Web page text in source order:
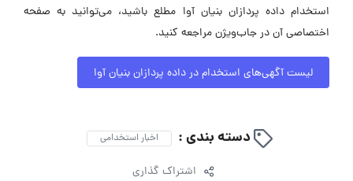
استخدام داده پردازان بنیان آوا مطلع باشید، می‌توانید به صفحه
اختصاصی آن در جاب‌ویژن مراجعه کنید.
لیست آگهی‌های استخدام در داده پردازان بنیان آوا
دسته بندی : اخبار استخدامی
اشتراک گذاری